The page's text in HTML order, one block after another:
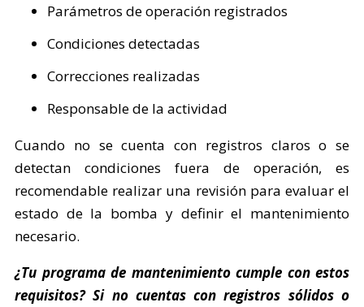
Parámetros de operación registrados
Condiciones detectadas
Correcciones realizadas
Responsable de la actividad
Cuando no se cuenta con registros claros o se
detectan condiciones fuera de operación, es
recomendable realizar una revisión para evaluar el
estado de la bomba y definir el mantenimiento
necesario.
¿Tu programa de mantenimiento cumple con estos
requisitos? Si no cuentas con registros sólidos o